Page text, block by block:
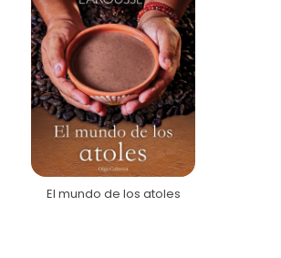
El mundo de los atoles